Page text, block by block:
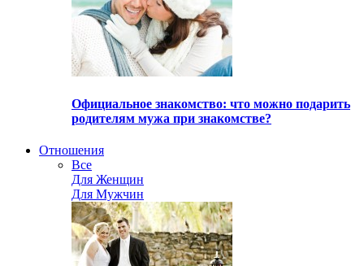
Официальное знакомство: что можно подарить
родителям мужа при знакомстве?
Отношения
Все
Для Женщин
Для Мужчин